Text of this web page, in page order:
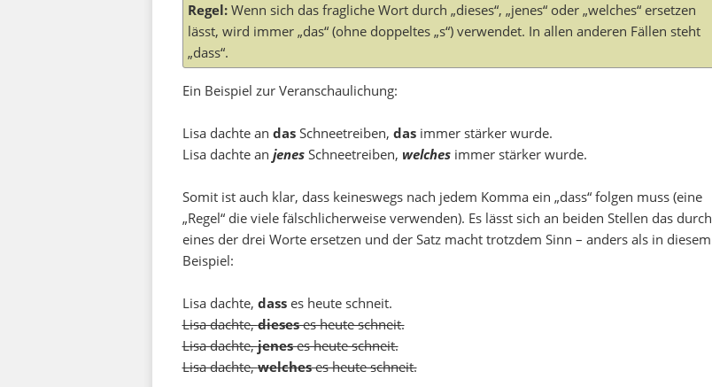
Regel:Wenn sich das fragliche Wort durch „dieses“, „jenes“ oder „welches“ ersetzen
lässt, wird immer „das“ (ohne doppeltes „s“) verwendet. In allen anderen Fällen steht
„dass“.
Ein Beispiel zur Veranschaulichung:
Lisa dachte an dasSchneetreiben, dasimmer stärker wurde.
Lisa dachte an jenesSchneetreiben, welchesimmer stärker wurde.
Somit ist auch klar, dass keineswegs nach jedem Komma ein „dass“ folgen muss (eine
„Regel“ die viele fälschlicherweise verwenden). Es lässt sich an beiden Stellen das durch
eines der drei Worte ersetzen und der Satz macht trotzdem Sinn – anders als in diesem
Beispiel:
Lisa dachte, dasses heute schneit.
Lisa dachte,dieseses heute schneit.
Lisa dachte,jeneses heute schneit.
Lisa dachte,welcheses heute schneit.